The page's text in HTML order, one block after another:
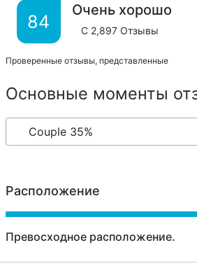
84
Очень хорошо
С 2,897 Отзывы
Проверенные отзывы, представленные
Основные моменты
Расположение
Превосходное расположение.